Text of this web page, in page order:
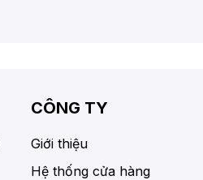
CÔNG TY
Giới thiệu
Hệ thống cửa hàng